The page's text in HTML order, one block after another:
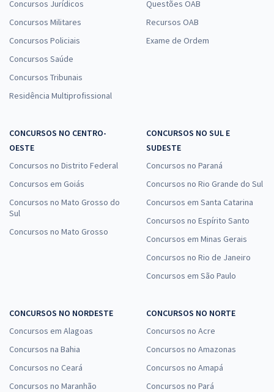
Concursos Jurídicos
Concursos Militares
Concursos Policiais
Concursos Saúde
Concursos Tribunais
Residência Multiprofissional
Questões OAB
Recursos OAB
Exame de Ordem
CONCURSOS NO CENTRO-
OESTE
Concursos no Distrito Federal
Concursos em Goiás
Concursos no Mato Grosso do
Sul
Concursos no Mato Grosso
CONCURSOS NO SUL E
SUDESTE
Concursos no Paraná
Concursos no Rio Grande do Sul
Concursos em Santa Catarina
Concursos no Espírito Santo
Concursos em Minas Gerais
Concursos no Rio de Janeiro
Concursos em São Paulo
CONCURSOS NO NORDESTE
Concursos em Alagoas
Concursos na Bahia
Concursos no Ceará
Concursos no Maranhão
CONCURSOS NO NORTE
Concursos no Acre
Concursos no Amazonas
Concursos no Amapá
Concursos no Pará